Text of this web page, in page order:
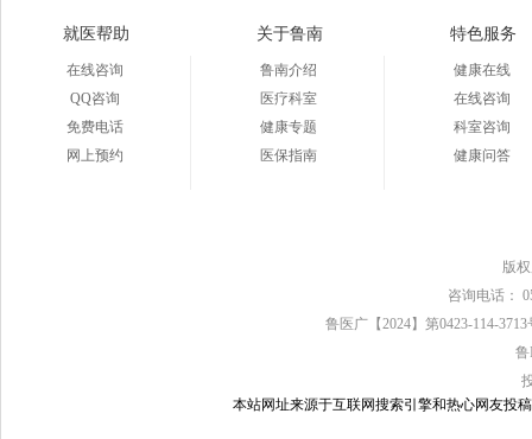
就医帮助
在线咨询
QQ咨询
免费电话
网上预约
关于鲁南
鲁南介绍
医疗科室
健康专题
医保指南
特色服务
健康在线
在线咨询
科室咨询
健康问答
版
咨询电话：
鲁医广【2024】第0423-114-
鲁
本站网址来源于互联网搜索引擎和热心网友投